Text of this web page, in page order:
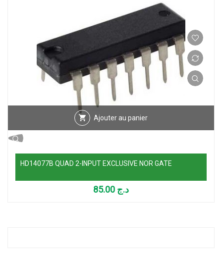
Ajouter au panier
HD14077B QUAD 2-INPUT EXCLUSIVE NOR GATE
د.ج